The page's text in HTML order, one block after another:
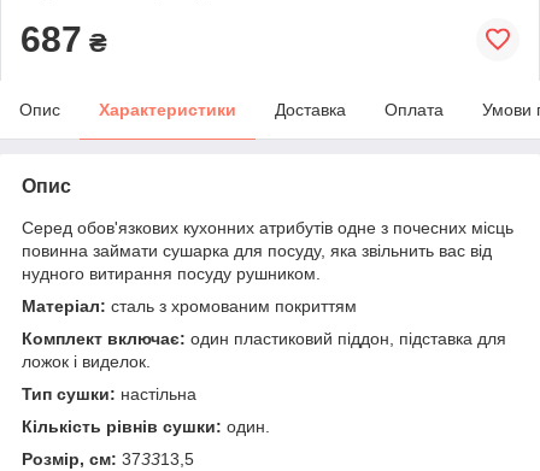
687 ₴
Опис Характеристики Доставка Оплата Умови
Опис
Серед обов'язкових кухонних атрибутів одне з почесних місць
повинна займати сушарка для посуду, яка звільнить вас від
нудного витирання посуду рушником.
Матеріал: сталь з хромованим покриттям
Комплект включає: один пластиковий піддон, підставка для
ложок і виделок.
Тип сушки: настільна
Кількість рівнів сушки: один.
Розмір, см: 373313,5